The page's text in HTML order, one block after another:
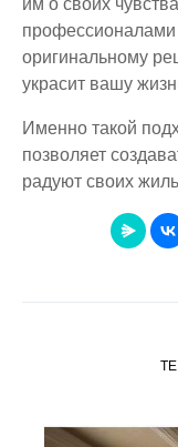
профессионалами
оригинальному
украсит вашу
Именно такой
позволяет
радуют своих